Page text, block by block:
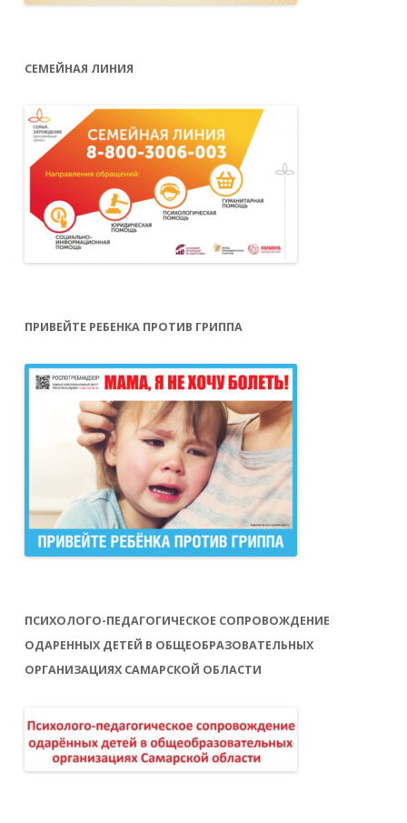
СЕМЕЙНАЯ ЛИНИЯ
ПРИВЕЙТЕ РЕБЕНКА ПРОТИВ ГРИППА
ПСИХОЛОГО-ПЕДАГОГИЧЕСКОЕ СОПРОВОЖДЕНИЕ
ОДАРЕННЫХ ДЕТЕЙ В ОБЩЕОБРАЗОВАТЕЛЬНЫХ
ОРГАНИЗАЦИЯХ САМАРСКОЙ ОБЛАСТИ